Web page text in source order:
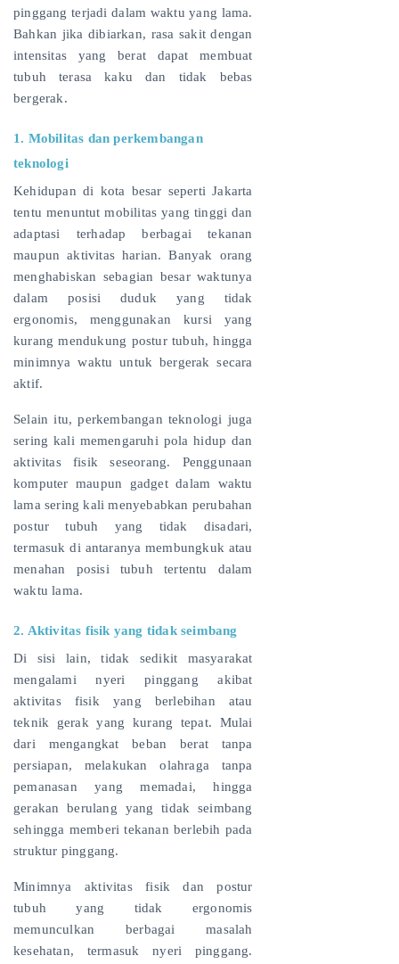
pinggang terjadi dalam waktu yang lama.
Bahkan jika dibiarkan, rasa sakit dengan
intensitas yang berat dapat membuat
tubuh terasa kaku dan tidak bebas
bergerak.
1. Mobilitas dan perkembangan
teknologi
Kehidupan di kota besar seperti Jakarta
tentu menuntut mobilitas yang tinggi dan
adaptasi terhadap berbagai tekanan
maupun aktivitas harian. Banyak orang
menghabiskan sebagian besar waktunya
dalam posisi duduk yang tidak
ergonomis, menggunakan kursi yang
kurang mendukung postur tubuh, hingga
minimnya waktu untuk bergerak secara
aktif.
Selain itu, perkembangan teknologi juga
sering kali memengaruhi pola hidup dan
aktivitas fisik seseorang. Penggunaan
komputer maupun gadget dalam waktu
lama sering kali menyebabkan perubahan
postur tubuh yang tidak disadari,
termasuk di antaranya membungkuk atau
menahan posisi tubuh tertentu dalam
waktu lama.
2. Aktivitas fisik yang tidak seimbang
Di sisi lain, tidak sedikit masyarakat
mengalami nyeri pinggang akibat
aktivitas fisik yang berlebihan atau
teknik gerak yang kurang tepat. Mulai
dari mengangkat beban berat tanpa
persiapan, melakukan olahraga tanpa
pemanasan yang memadai, hingga
gerakan berulang yang tidak seimbang
sehingga memberi tekanan berlebih pada
struktur pinggang.
Minimnya aktivitas fisik dan postur
tubuh yang tidak ergonomis
memunculkan berbagai masalah
kesehatan, termasuk nyeri pinggang.